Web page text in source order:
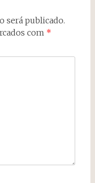
será publicado.
com *